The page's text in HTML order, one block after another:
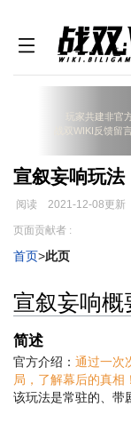
玩家共建非
战双WIKI反馈留
宣叙妄响玩法
阅读 2021-12-08更新
跳
导
跳
搜
页面贡献者 :
首页>此页
宣叙妄响概
简述
官方介绍： 通过一次
局，了解幕后的真相！
该玩法是常驻的、带